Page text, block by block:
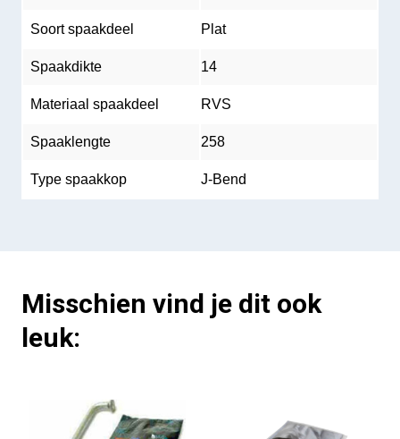
Soort spaakdeel Plat
Spaakdikte 14
Materiaal spaakdeel RVS
Spaaklengte 258
Type spaakkop J-Bend
Misschien vind je dit ook
leuk: